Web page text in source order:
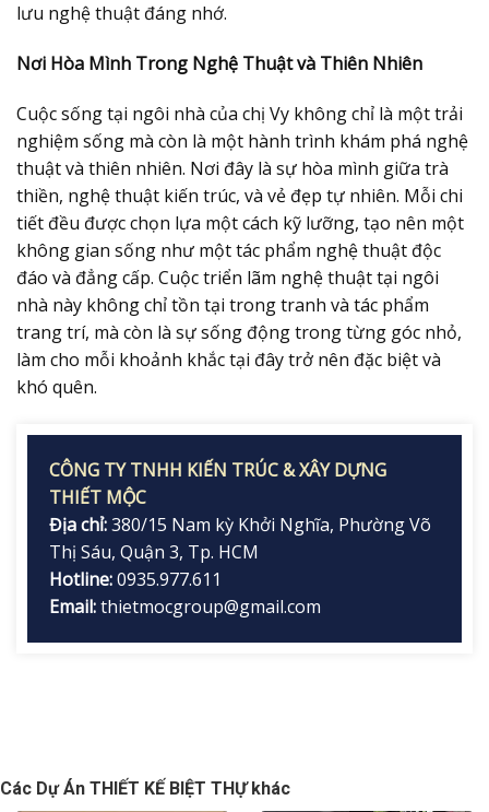
lưu nghệ thuật đáng nhớ.
Nơi Hòa Mình Trong Nghệ Thuật và Thiên Nhiên
Cuộc sống tại ngôi nhà của chị Vy không chỉ là một trải
nghiệm sống mà còn là một hành trình khám phá nghệ
thuật và thiên nhiên. Nơi đây là sự hòa mình giữa trà
thiền, nghệ thuật kiến trúc, và vẻ đẹp tự nhiên. Mỗi chi
tiết đều được chọn lựa một cách kỹ lưỡng, tạo nên một
không gian sống như một tác phẩm nghệ thuật độc
đáo và đẳng cấp. Cuộc triển lãm nghệ thuật tại ngôi
nhà này không chỉ tồn tại trong tranh và tác phẩm
trang trí, mà còn là sự sống động trong từng góc nhỏ,
làm cho mỗi khoảnh khắc tại đây trở nên đặc biệt và
khó quên.
CÔNG TY TNHH KIẾN TRÚC & XÂY DỰNG
THIẾT MỘC
Địa chỉ:380/15 Nam kỳ Khởi Nghĩa, Phường Võ
Thị Sáu, Quận 3, Tp. HCM
Hotline:0935.977.611
Email:thietmocgroup@gmail.com
Các Dự Án THIẾT KẾ BIỆT THỰ khác